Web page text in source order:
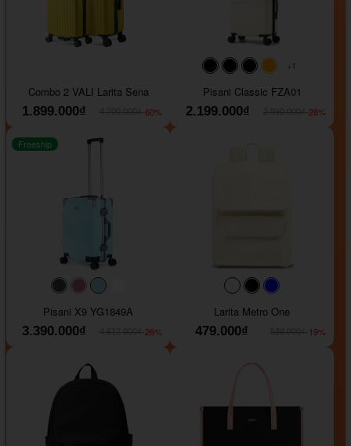
Combo 2 VALI Larita Sena
1.899.000₫
-60%
#000000#000000
#000000
#ffa500
+1
Pisani Classic FZA01
2.199.000₫
-26%
#40454a#b76e79
#9ad8e7
Freeship
Pisani X9 YG1849A
3.390.000₫
-26%
#faf0e6#000000
Larita Metro One
479.000₫
-19%